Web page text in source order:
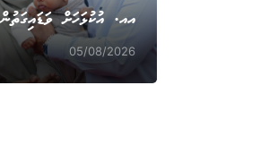
އއ. އުކުޅަހަށް ވަޑައިގަތުން
05/08/2026